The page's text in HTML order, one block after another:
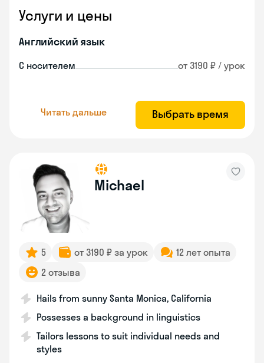
Услуги и цены
Английский язык
С носителем от 3190 ₽ / урок
Читать дальше Выбрать время
Michael
5 от 3190 ₽ за урок
12 лет опыта
2 отзыва
Hails from sunny Santa Monica, California
Possesses a background in linguistics
Tailors lessons to suit individual needs and
styles